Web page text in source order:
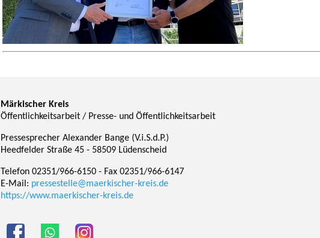
Märkischer Kreis
Öffentlichkeitsarbeit / Presse- und Öffentlichkeitsarbeit
Pressesprecher Alexander Bange (V.i.S.d.P.)
Heedfelder Straße 45 - 58509 Lüdenscheid
Telefon 02351/966-6150 - Fax 02351/966-6147
E-Mail: pressestelle@maerkischer-kreis.de
https://www.maerkischer-kreis.de